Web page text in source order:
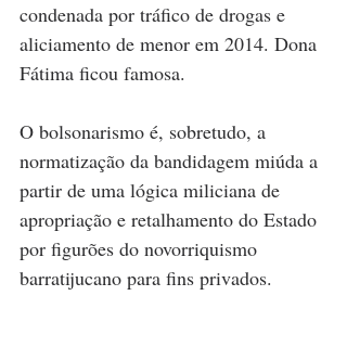
condenada por tráfico de drogas e
aliciamento de menor em 2014. Dona
Fátima ficou famosa.
O bolsonarismo é, sobretudo, a
normatização da bandidagem miúda a
partir de uma lógica miliciana de
apropriação e retalhamento do Estado
por figurões do novorriquismo
barratijucano para fins privados.